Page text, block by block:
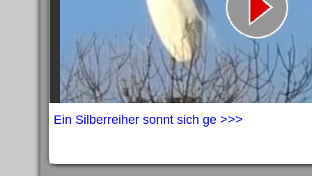
Ein Silberreiher sonnt sich ge >>>